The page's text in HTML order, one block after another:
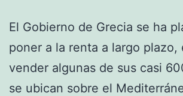
El Gobierno de Grecia se ha
poner a la renta a largo plazo,
vender algunas de sus casi
se ubican sobre el